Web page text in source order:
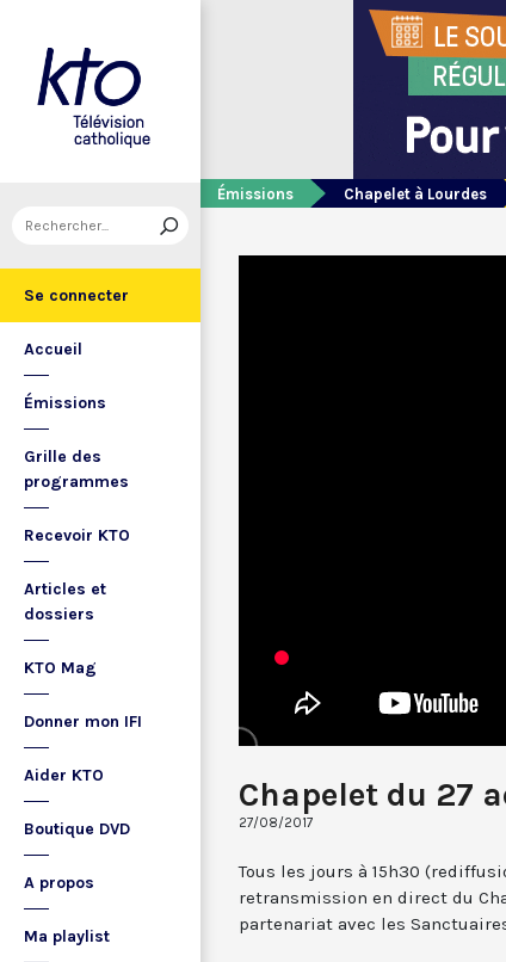
Se connecter
Accueil
Émissions
Grille des
programmes
Recevoir KTO
Articles et
dossiers
KTO Mag
Donner mon IFI
Aider KTO
Boutique DVD
A propos
Ma playlist
Émissions Chapelet à Lourdes
Chapelet du 27
27/08/2017
Tous les jours à 15h30
retransmission en direct du
partenariat avec les